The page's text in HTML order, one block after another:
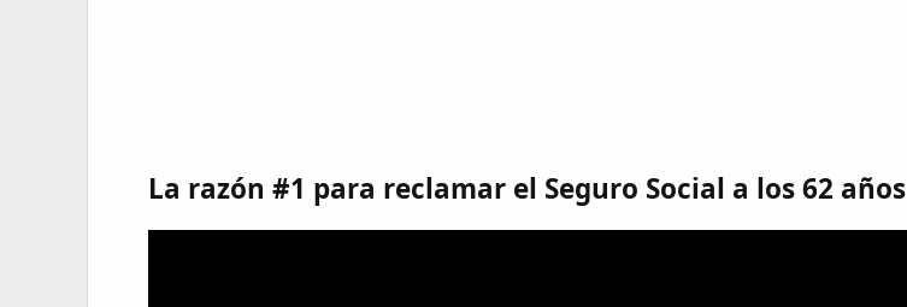
La razón #1 para reclamar el Seguro Social a los 62 años